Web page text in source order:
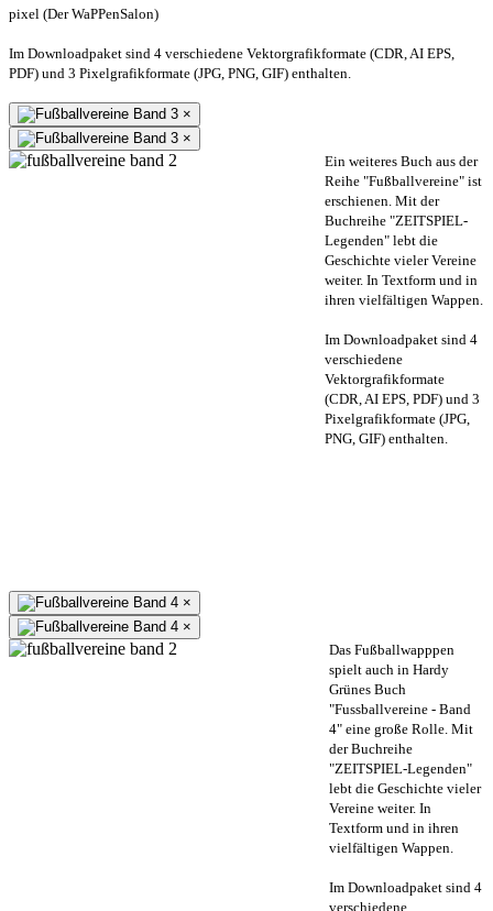
pixel (Der WaPPenSalon)
Im Downloadpaket sind 4 verschiedene Vektorgrafikformate (CDR, AI EPS,
PDF) und 3 Pixelgrafikformate (JPG, PNG, GIF) enthalten.
×
×
Ein weiteres Buch aus der
Reihe "Fußballvereine" ist
erschienen. Mit der
Buchreihe "ZEITSPIEL-
Legenden" lebt die
Geschichte vieler Vereine
weiter. In Textform und in
ihren vielfältigen Wappen.
Im Downloadpaket sind 4
verschiedene
Vektorgrafikformate
(CDR, AI EPS, PDF) und 3
Pixelgrafikformate (JPG,
PNG, GIF) enthalten.
×
×
Das Fußballwapppen
spielt auch in Hardy
Grünes Buch
"Fussballvereine - Band
4" eine große Rolle. Mit
der Buchreihe
"ZEITSPIEL-Legenden"
lebt die Geschichte vieler
Vereine weiter. In
Textform und in ihren
vielfältigen Wappen.
Im Downloadpaket sind 4
verschiedene